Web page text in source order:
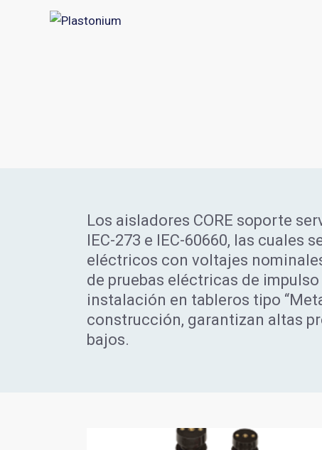
Los aisladores CORE soporte
IEC-273 e IEC-60660, las
eléctricos con voltajes
de pruebas eléctricas de
instalación en tableros tipo
construcción, garantizan altas
bajos.